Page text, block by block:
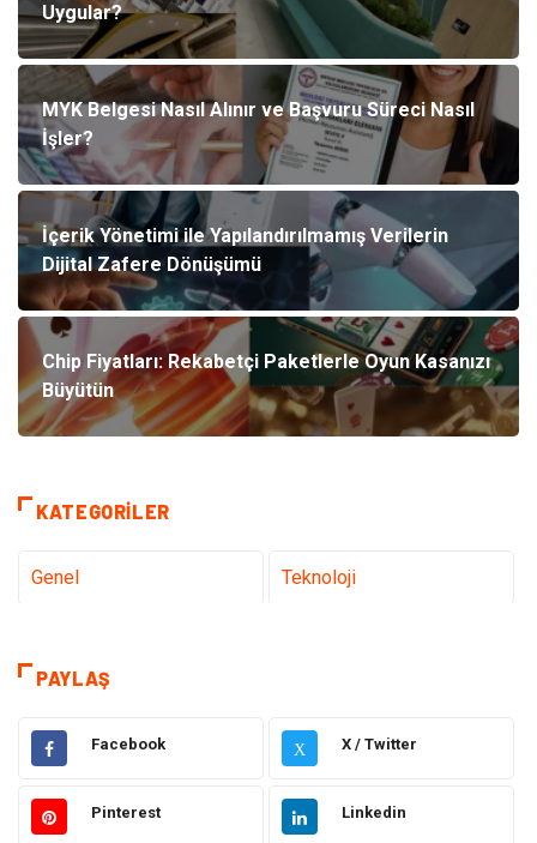
Uygular?
MYK Belgesi Nasıl Alınır ve Başvuru Süreci Nasıl
İşler?
İçerik Yönetimi ile Yapılandırılmamış Verilerin
Dijital Zafere Dönüşümü
Chip Fiyatları: Rekabetçi Paketlerle Oyun Kasanızı
Büyütün
KATEGORILER
Genel Teknoloji
Elektrik Elektronik Ulaşım ve Taşımacılık
Gıda Eğitim & Kariyer
PAYLAŞ
Facebook X X / Twitter
Pinterest Linkedin